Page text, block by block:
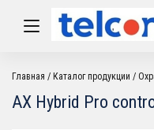
Главная Каталог продукции
AX Hybrid Pro